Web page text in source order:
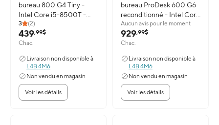
bureau 800 G4 Tiny -
Intel Core i5-8500T -
SSD de 1 To - 32 Go de
RAM - Windows 11
Professionnel
3 (2)
439,99$
Chac.
Livraison non disponible à
L4B 4M6
Non vendu en magasin
Voir les détails
bureau ProDesk 600 G6
reconditionné - Intel Core
i7-10700 - SSD 1 To - 32
Go de RAM - Windows 11
Pro
Aucun avis pour le moment
929,99$
Chac.
Livraison non disponible à
L4B 4M6
Non vendu en magasin
Voir les détails